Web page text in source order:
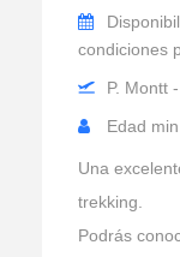
condiciones
P. Montt
Edad
Una
trekking.
Podrás